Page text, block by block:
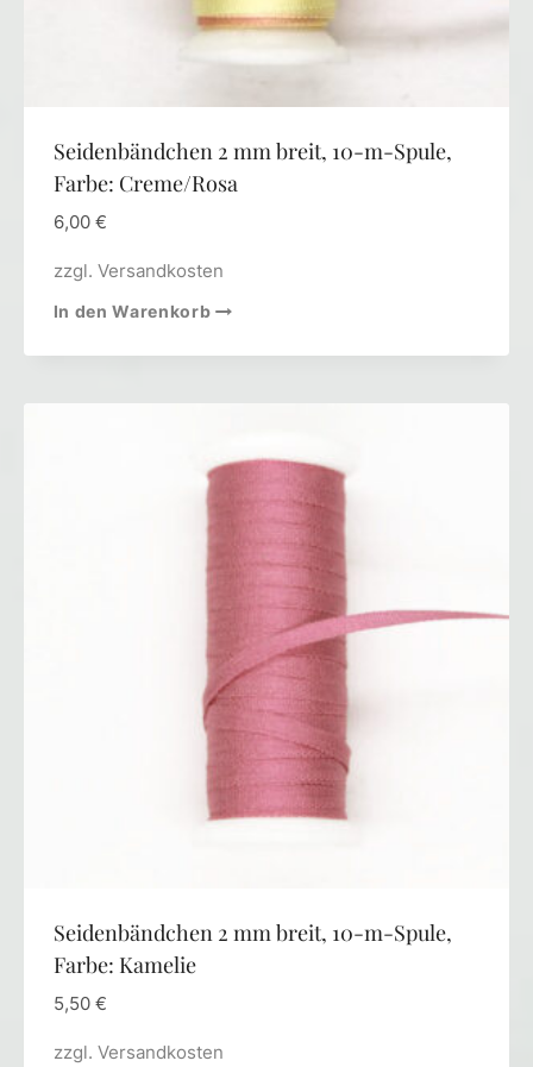
Seidenbändchen 2 mm breit, 10-m-Spule,
Farbe: Creme/Rosa
6,00 €
zzgl. Versandkosten
In den Warenkorb
Seidenbändchen 2 mm breit, 10-m-Spule,
Farbe: Kamelie
5,50 €
zzgl. Versandkosten